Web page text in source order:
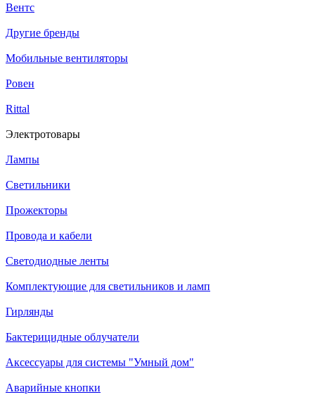
Вентс
Другие бренды
Мобильные вентиляторы
Ровен
Rittal
Электротовары
Лампы
Светильники
Прожекторы
Провода и кабели
Светодиодные ленты
Комплектующие для светильников и ламп
Гирлянды
Бактерицидные облучатели
Аксессуары для системы "Умный дом"
Аварийные кнопки